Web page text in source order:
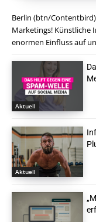
Berlin (btn/
Marketings! Künstliche
enormen Einfluss auf
Aktuell
Aktuell